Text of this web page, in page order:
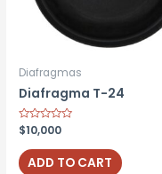
Diafragmas
Diafragma T-24
Rated
0
out
of
5
$10,000
ADD TO CART